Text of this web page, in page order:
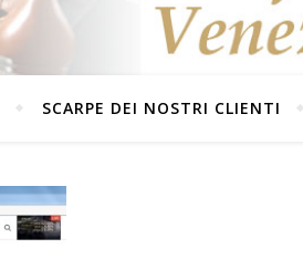
SCARPE DEI NOSTRI CLIENTI